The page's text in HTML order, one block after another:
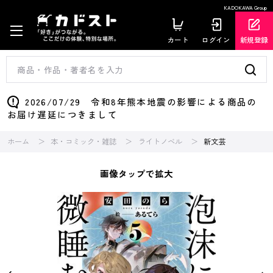
KADOKAWA Group
カート ログイン 新規登録
2026/07/29 令和8年熊本地震の影響による商品の
お届け遅延につきまして
ホーム 本・コミック・雑誌 ライトノベル 新文芸
画像タップで拡大